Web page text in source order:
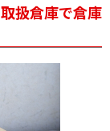
扱倉庫で倉庫